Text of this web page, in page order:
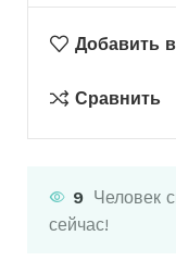
Добавить
Сравнить
9 Человек
сейчас!